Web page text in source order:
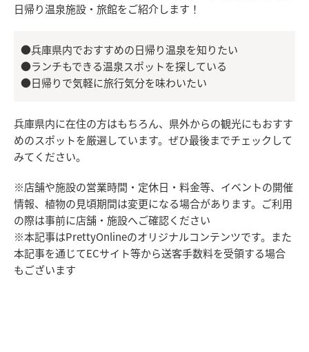
日帰り温泉施設・旅館をご紹介します！
●兵庫県内でおすすめの日帰り温泉を知りたい
●ランチもできる温泉スポットを探している
●日帰りで気軽に旅行気分を味わいたい
兵庫県内に在住の方はもちろん、県外からの観光にもおすす
めのスポットを厳選しています。ぜひ最後までチェックして
みてください。
※店舗や施設の営業時間・定休日・料金等、イベントの開催
情報、植物の見頃期間は変更になる場合があります。ご利用
の際は事前に店舗・施設へご確認ください
※本記事はPrettyOnlineのオリジナルコンテンツです。また
本記事を通じてECサイト等から送客手数料を受領する場合
もございます